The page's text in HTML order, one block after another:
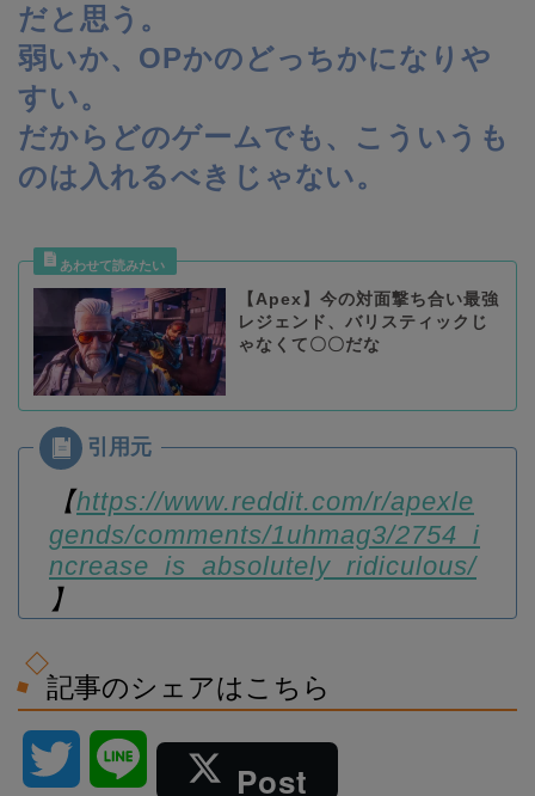
だと思う。
弱いか、OPかのどっちかになりや
すい。
だからどのゲームでも、こういうも
のは入れるべきじゃない。
【Apex】今の対面撃ち合い最強
レジェンド、バリスティックじ
ゃなくて〇〇だな
【https://www.reddit.com/r/apexle
gends/comments/1uhmag3/2754_i
ncrease_is_absolutely_ridiculous/
】
記事のシェアはこちら
Post